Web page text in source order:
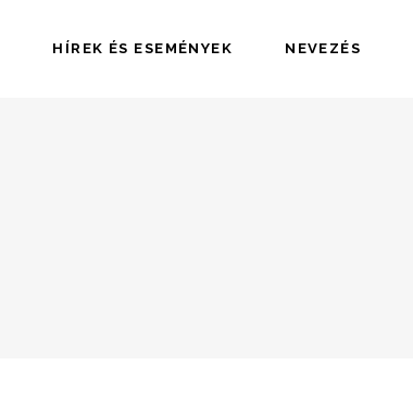
HÍREK ÉS ESEMÉNYEK NEVEZÉS